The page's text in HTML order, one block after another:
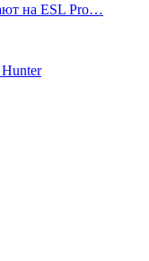
на ESL Pro…
Hunter